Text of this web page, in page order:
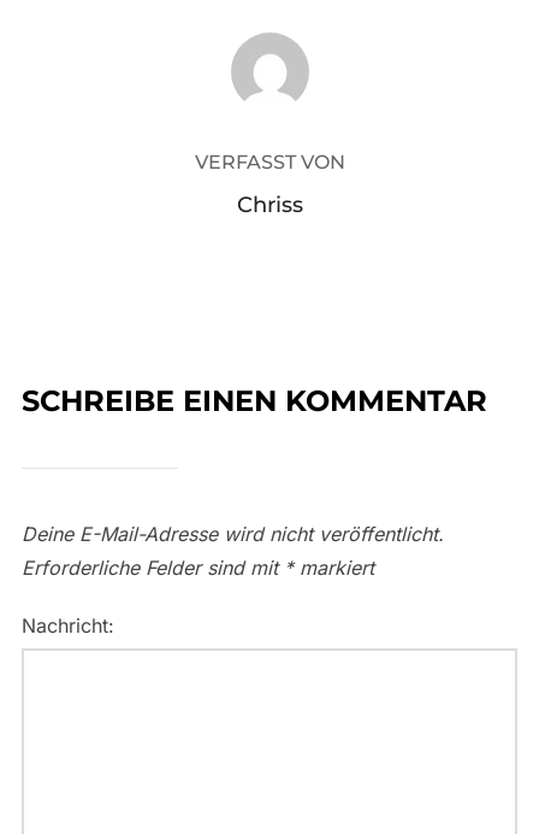
BEITRAGSAUTOR
VERFASST VON
Chriss
SCHREIBE EINEN KOMMENTAR
Deine E-Mail-Adresse wird nicht veröffentlicht.
Erforderliche Felder sind mit *markiert
Nachricht: